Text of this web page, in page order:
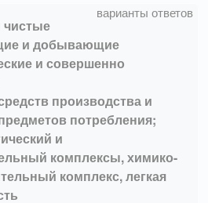
чистые
и добывающие
и совершенно
производства и
потребления;
и
комплексы, химико-
комплекс, легкая